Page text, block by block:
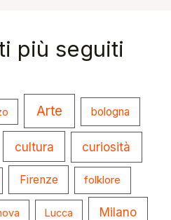
più seguiti
Arte bologna
cultura curiosità
Firenze folklore
Lucca Milano